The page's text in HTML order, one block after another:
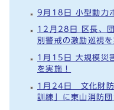
9月18日 小型動力
12月28日 区長、
別警戒の激励巡視を
1月15日 大規模災
を実施！
1月24日 文化財防
訓練」に東山消防団